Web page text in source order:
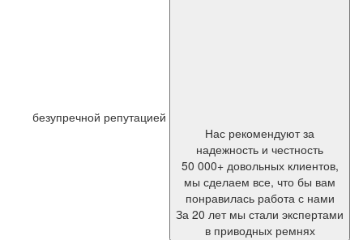
безупречной репутацией
Нас рекомендуют за
надежность и честность
50 000+ довольных клиентов,
мы сделаем все, что бы вам
понравилась работа с нами
За 20 лет мы стали экспертами
в приводных ремнях